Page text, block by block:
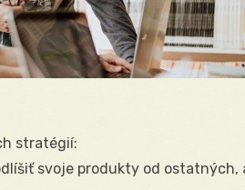
stratégií:
svoje produkty od ostatných,